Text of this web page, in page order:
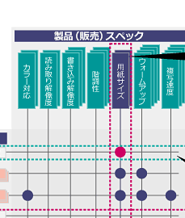
植物工場
知財マネジメ
海外生産
グローバル設
制御セキュリテ
新型コロナへの